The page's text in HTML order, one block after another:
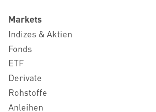
Markets
Indizes & Aktien
Fonds
ETF
Derivate
Rohstoffe
Anleihen